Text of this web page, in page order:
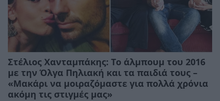
Στέλιος Χανταμπάκης: To άλμπουμ του 2016
με την Όλγα Πηλιακή και τα παιδιά τους –
«Mακάρι να μοιραζόμαστε για πολλά χρόνια
ακόμη τις στιγμές μας»